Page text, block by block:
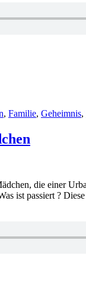
, Familie, Geheimnis,
die einer
ist passiert ?